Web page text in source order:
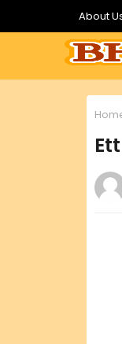
About